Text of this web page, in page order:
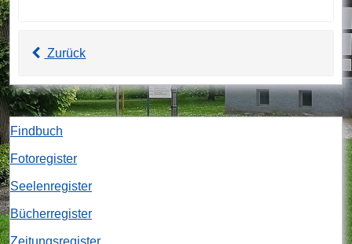
Zurück
Findbuch
Fotoregister
Seelenregister
Bücherregister
Zeitungsregister